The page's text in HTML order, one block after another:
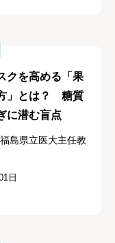
クを高める「果
」とは？ 糖質
に潜む盲点
島県立医大主任教
日